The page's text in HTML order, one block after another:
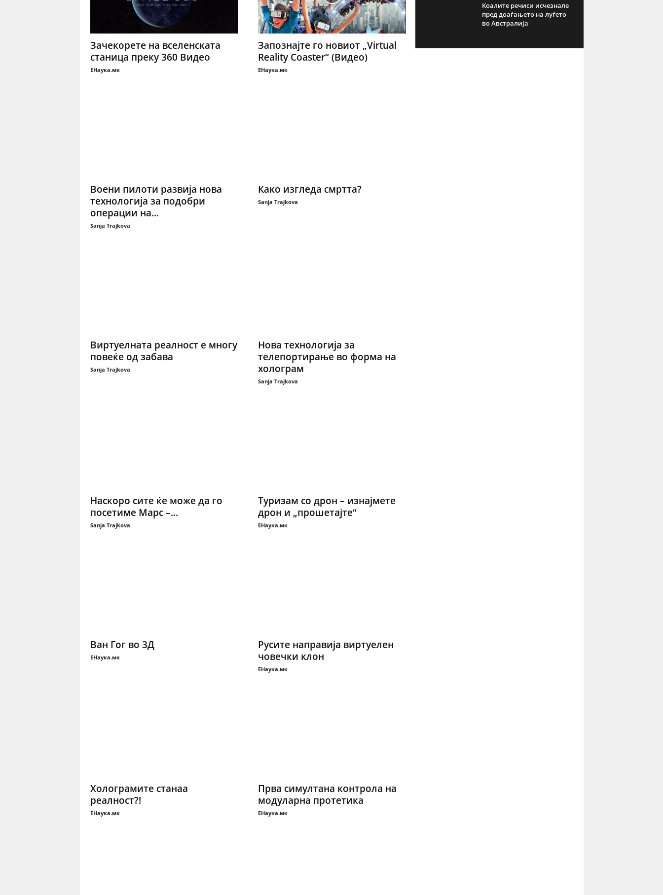
Зачекорете на вселенската
станица преку 360 Видео
ЕНаука.мк
Запознајте го новиот „Virtual
Reality Coaster“ (Видео)
ЕНаука.мк
Воени пилоти развија нова
технологија за подобри
операции на...
Sanja Trajkova
Како изгледа смртта?
Sanja Trajkova
Виртуелната реалност е многу
повеќе од забава
Sanja Trajkova
Нова технологија за
телепортирање во форма на
холограм
Sanja Trajkova
Наскоро сите ќе може да го
посетиме Марс –...
Sanja Trajkova
Туризам со дрон – изнајмете
дрон и „прошетајте“
ЕНаука.мк
Ван Гог во 3Д
ЕНаука.мк
Русите направија виртуелен
човечки клон
ЕНаука.мк
Холограмите станаа
реалност?!
ЕНаука.мк
Прва симултана контрола на
модуларна протетика
ЕНаука.мк
Коалите речиси исчезнале
пред доаѓањето на луѓето
во Австралија